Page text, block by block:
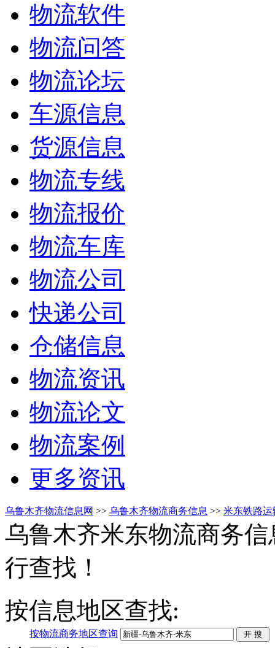
物流软件
物流问答
物流论坛
车源信息
货源信息
物流专线
物流报价
物流车库
物流公司
快递公司
仓储信息
物流资讯
物流论文
物流案例
更多资讯
乌鲁木齐物流信息网 >> 乌鲁木齐物流商务信息 >> 米东铁路
乌鲁木齐米东物流商务信
行查找！
按信息地区查找:
按物流商务地区查询